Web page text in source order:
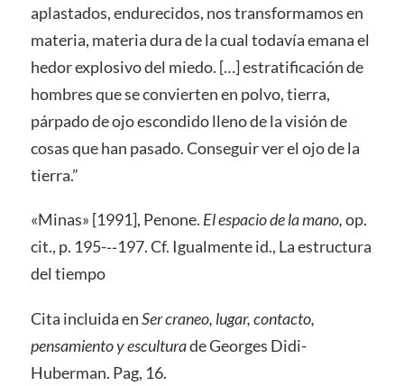
aplastados, endurecidos, nos transformamos en
materia, materia dura de la cual todavía emana el
hedor explosivo del miedo. […] estratificación de
hombres que se convierten en polvo, tierra,
párpado de ojo escondido lleno de la visión de
cosas que han pasado. Conseguir ver el ojo de la
tierra.”
«Minas» [1991], Penone. El espacio de la mano,op.
cit., p. 195-­‐‑197. Cf. Igualmente id., La estructura
del tiempo
Cita incluida enSer craneo, lugar, contacto,
pensamiento y esculturade Georges Didi-
Huberman. Pag, 16.